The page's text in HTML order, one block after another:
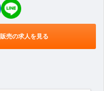
売の求人を見る